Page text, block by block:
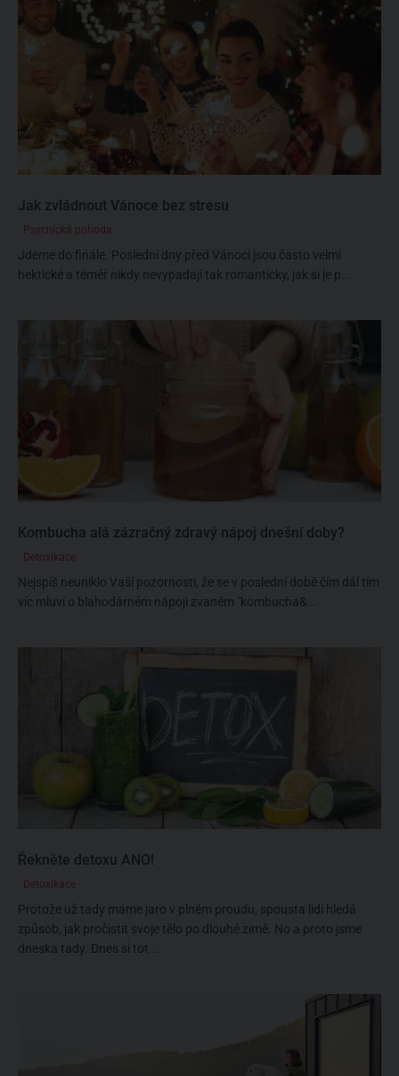
Jak zvládnout Vánoce bez stresu
Psychická pohoda
Jdeme do finále. Poslední dny před Vánoci jsou často velmi
hektické a téměř nikdy nevypadají tak romanticky, jak si je p...
Kombucha alá zázračný zdravý nápoj dnešní doby?
Detoxikace
Nejspíš neuniklo Vaší pozornosti, že se v poslední době čím dál tím
víc mluví o blahodárném nápoji zvaném "kombucha&...
Řekněte detoxu ANO!
Detoxikace
Protože už tady máme jaro v plném proudu, spousta lidí hledá
způsob, jak pročistit svoje tělo po dlouhé zimě. No a proto jsme
dneska tady. Dnes si tot...